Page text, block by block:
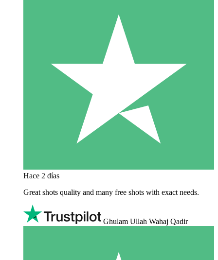
Hace 2 días
Great shots quality and many free shots with exact needs.
Ghulam Ullah Wahaj Qadir